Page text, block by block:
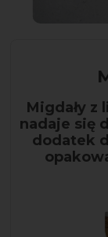
Migdały z
nadaje się
dodatek